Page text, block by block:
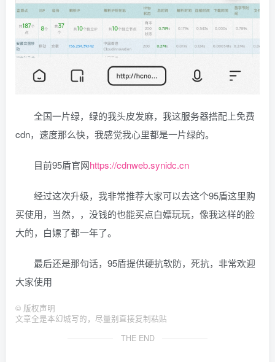
全国一片绿，绿的我头皮发麻，我这服务器搭配上免费
cdn，速度那么快，我感觉我心里都是一片绿的。
目前95盾官网https://cdnweb.synidc.cn
经过这次升级，我非常推荐大家可以去这个95盾这里购
买使用，当然，，没钱的也能买点白嫖玩玩，像我这样的脸
大的，白嫖了都一年了。
最后还是那句话，95盾提供硬抗软防，死抗，非常欢迎
大家使用
© 版权声明
文章全是本幻城写的，尽量别直接复制粘贴
THE END